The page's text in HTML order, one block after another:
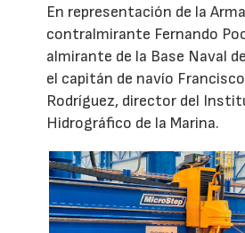
En representación de la
contralmirante Fernando
almirante de la Base Naval
el capitán de navío
Rodríguez, director del
Hidrográfico de la Marina.